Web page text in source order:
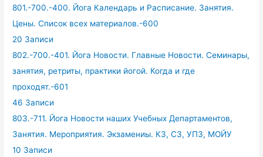
801.-700.-400. Йога Календарь и Расписание. Занятия.
Цены. Список всех материалов.-600
20 Записи
802.-700.-401. Йога Новости. Главные Новости. Семинары,
занятия, ретриты, практики йогой. Когда и где
проходят.-601
46 Записи
803.-711. Йога Новости наших Учебных Департаментов,
Занятия. Мероприятия. Экзамениы. КЗ, СЗ, УПЗ, МОЙУ
10 Записи